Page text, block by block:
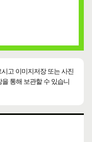
고 이미지저장 또는 사진
통해 보관할 수 있습니